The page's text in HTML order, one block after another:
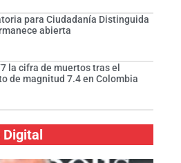
para Ciudadanía Distinguida
abierta
la cifra de muertos tras el
de magnitud 7.4 en Colombia